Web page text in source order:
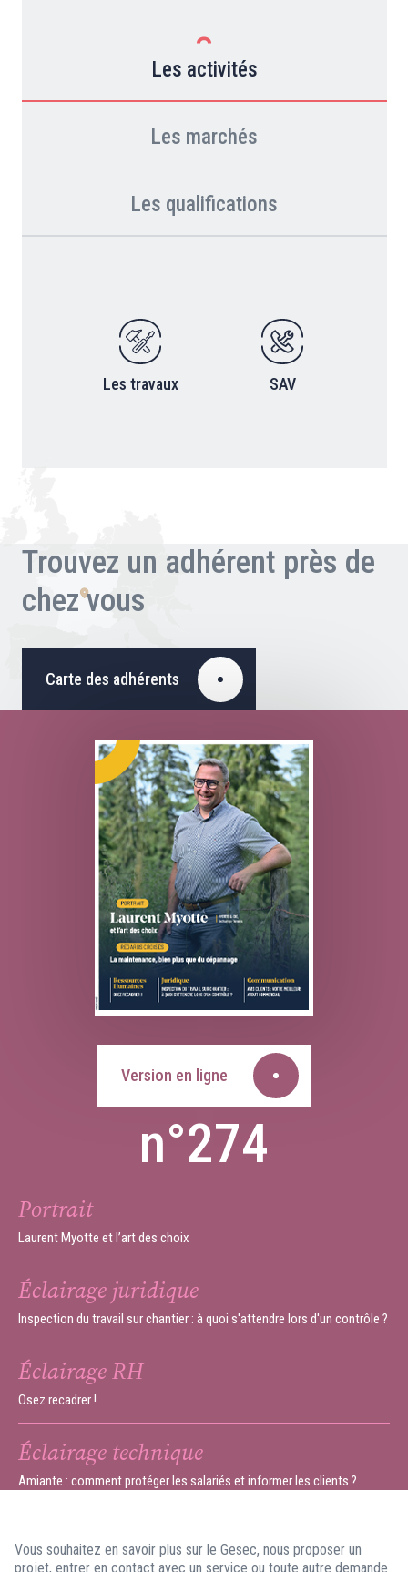
Les activités
Les marchés
Les qualifications
Les travaux SAV
Trouvez un adhérent près de
chez vous
Carte des adhérents
Version en ligne
n°274
Portrait
Laurent Myotte et l’art des choix
Éclairage juridique
Inspection du travail sur chantier : à quoi s'attendre lors d'un contrôle ?
Éclairage RH
Osez recadrer !
Éclairage technique
Amiante : comment protéger les salariés et informer les clients ?
Vous souhaitez en savoir plus sur le Gesec, nous proposer un
projet, entrer en contact avec un service ou toute autre demande